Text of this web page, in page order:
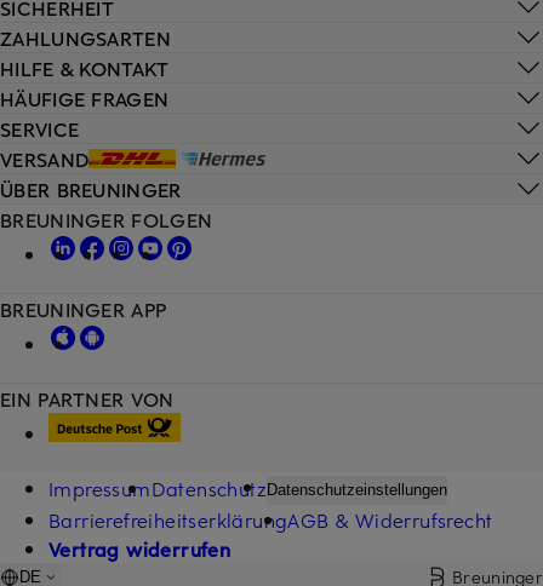
HILFE & KONTAKT
HÄUFIGE FRAGEN
SERVICE
VERSAND
SICHERHEIT
ZAHLUNGSARTEN
ÜBER BREUNINGER
EIN PARTNER VON
BREUNINGER FOLGEN
BREUNINGER APP
ImpressumDatenschutz Datenschutzeinstellungen
BarrierefreiheitserklärungAGB & Widerrufsrecht
Vertrag widerrufen
DE Breuninger